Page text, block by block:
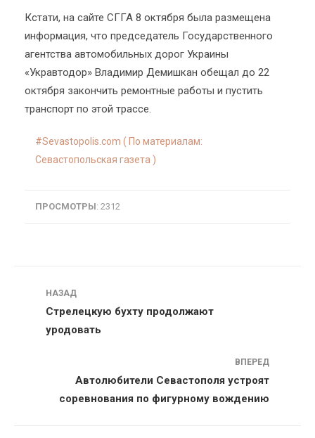
Кстати, на сайте СГГА 8 октября была размещена
информация, что председатель Государственного
агентства автомобильных дорог Украины
«Укравтодор» Владимир Демишкан обещал до 22
октября закончить ремонтные работы и пустить
транспорт по этой трассе.
Sevastopolis.com ( По материалам:
Севастопольская газета )
ПРОСМОТРЫ: 2312
Навигация
НАЗАД
Стрелецкую бухту продолжают
уродовать
ВПЕРЕД
Автолюбители Севастополя устроят
соревнования по фигурному вождению